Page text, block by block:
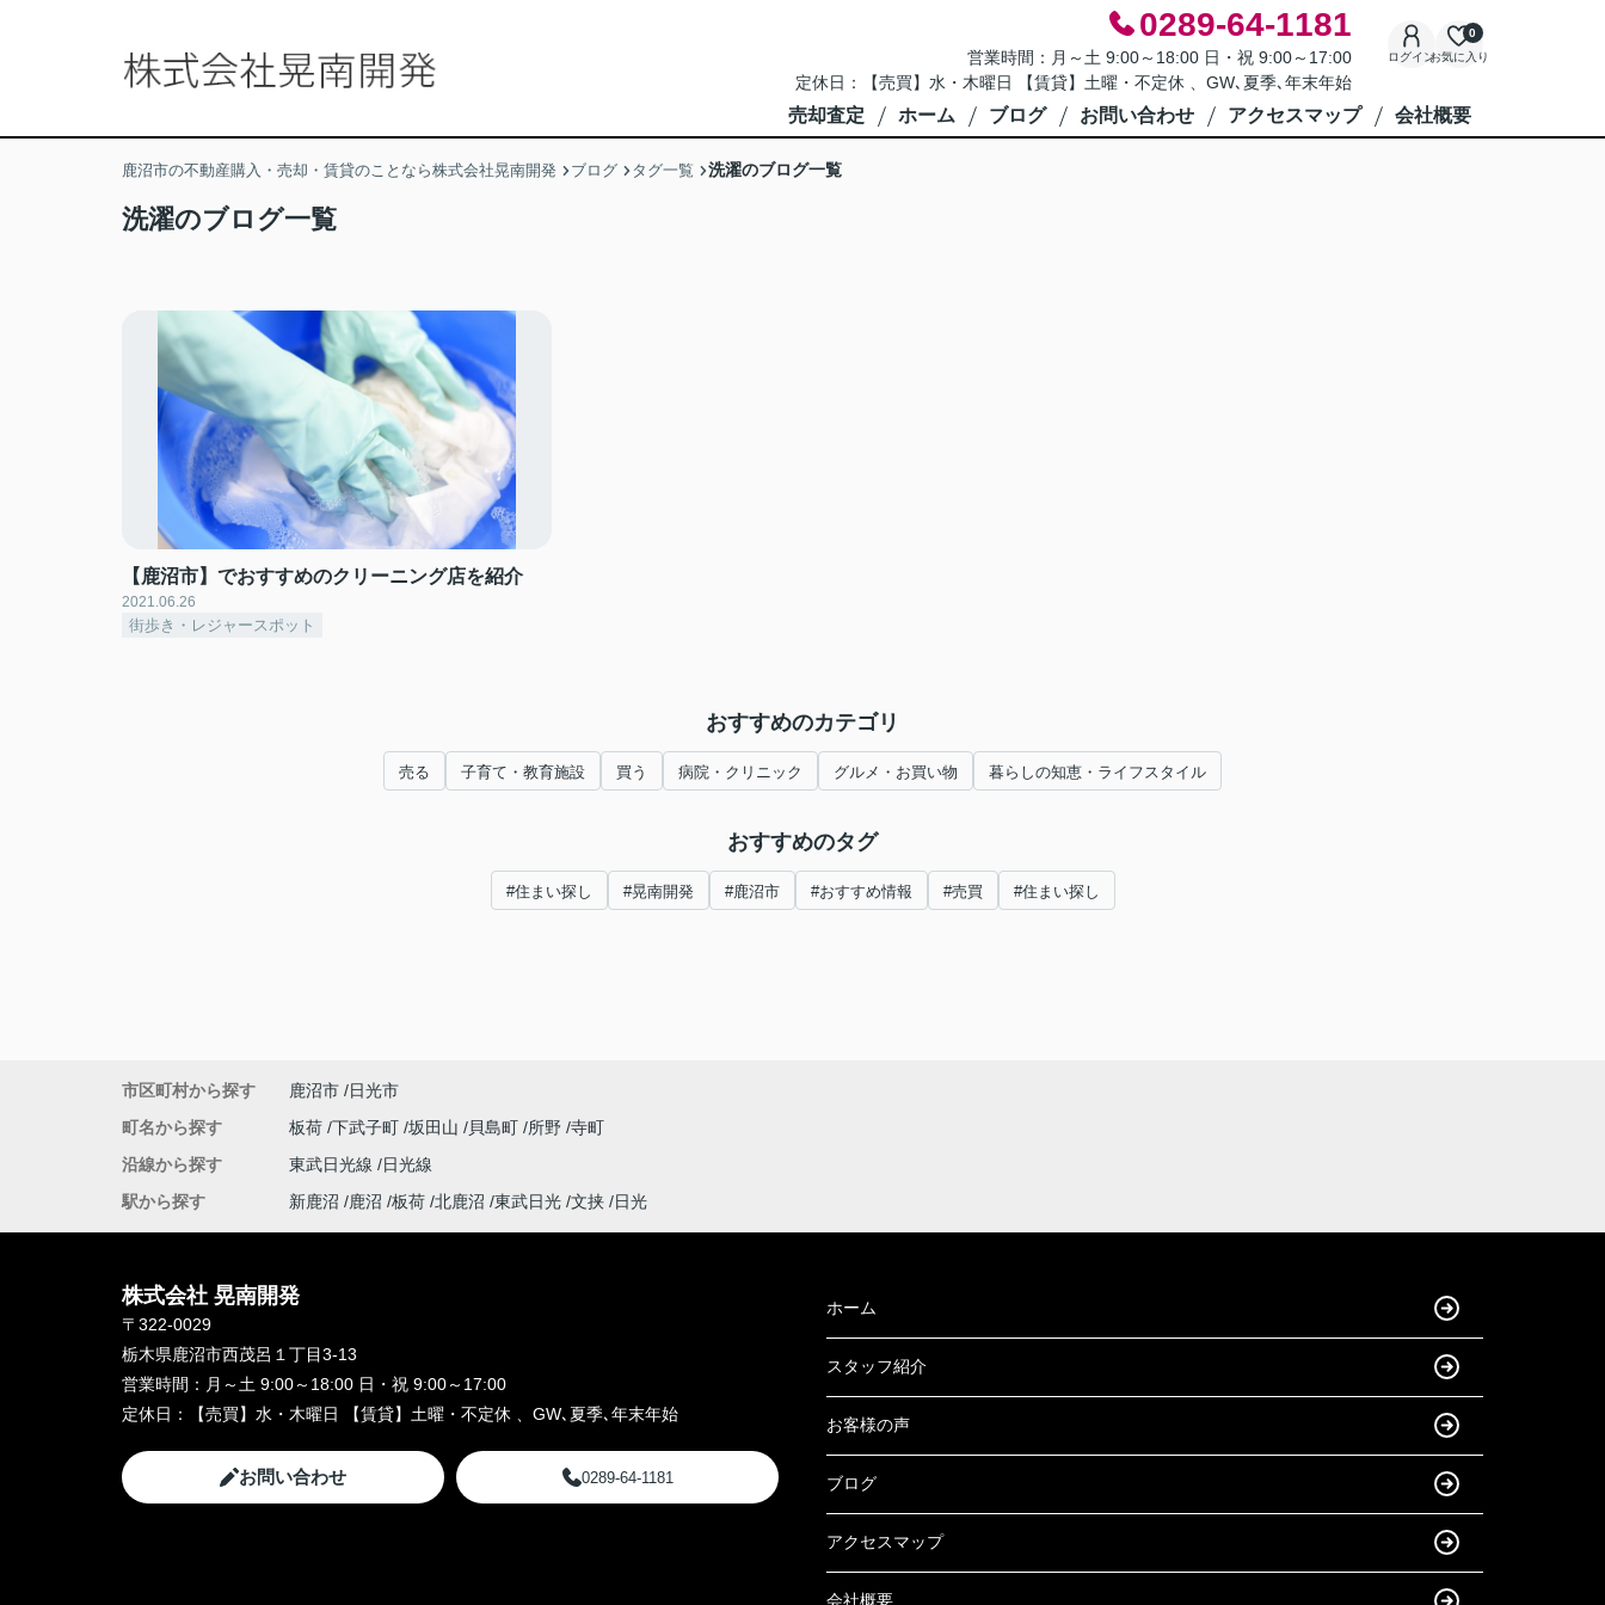
0289-64-1181
営業時間：月～土 9:00～18:00 日・祝 9:00～17:00
定休日：【売買】水・木曜日 【賃貸】土曜・不定休 、GW､夏季､年末年始
ログインお気に入り
0
売却査定 ホーム ブログ お問い合わせ アクセスマップ 会社概要
鹿沼市の不動産購入・売却・賃貸のことなら株式会社晃南開発 ブログ タグ一覧 洗濯のブログ一覧
洗濯のブログ一覧
【鹿沼市】でおすすめのクリーニング店を紹介
2021.06.26
街歩き・レジャースポット
おすすめのカテゴリ
売る 子育て・教育施設 買う 病院・クリニック グルメ・お買い物 暮らしの知恵・ライフスタイル
おすすめのタグ
#住まい探し #晃南開発 #鹿沼市 #おすすめ情報 #売買 #住まい探し
市区町村から探す 鹿沼市
日光市
町名から探す
板荷 下武子町 坂田山 貝島町 所野 寺町
沿線から探す
東武日光線
日光線
駅から探す
新鹿沼 鹿沼 板荷 北鹿沼 東武日光 文挟 日光
株式会社 晃南開発
〒322-0029
栃木県鹿沼市西茂呂１丁目3-13
営業時間： 月～土 9:00～18:00 日・祝 9:00～17:00
定休日：
【売買】水・木曜日 【賃貸】土曜・不定休 、GW､夏季､年末年始
お問い合わせ 0289-64-1181
ホーム
スタッフ紹介
お客様の声
ブログ
アクセスマップ
会社概要